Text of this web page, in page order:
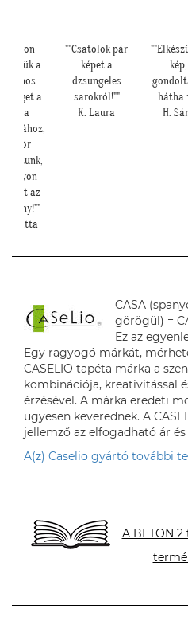
a
a
tapéta
nagyon
lett az
Brigitta
""Csatolok pár
képet a
dzsungeles
sarokról!""
K. Laura
kép,
hátha
H.
CASA
görögül) =
Ez az
Egy ragyogó márkát,
CASELIO tapéta márka a
kombinációja, kreativitással
érzésével. A márka eredeti
ügyesen keverednek. A
jellemző az elfogadható ár
A(z) Caselio gyártó további
A BETON